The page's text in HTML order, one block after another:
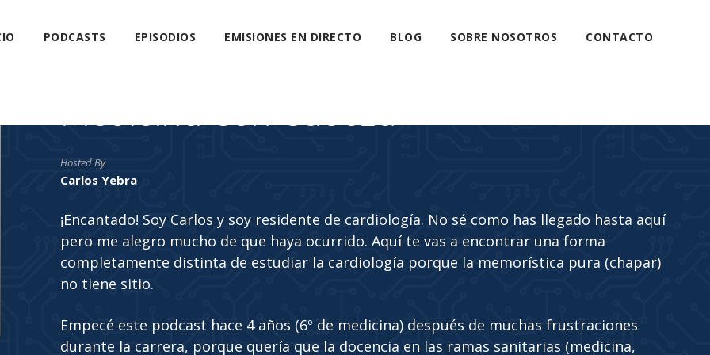
PODCASTS EPISODIOS EMISIONES EN DIRECTO BLOG SOBRE NOSOTROS CONTACTO
Medicina Con Cabeza
Hosted By
Carlos Yebra
¡Encantado! Soy Carlos y soy residente de cardiología. No sé como has llegado hasta aquí
pero me alegro mucho de que haya ocurrido. Aquí te vas a encontrar una forma
completamente distinta de estudiar la cardiología porque la memorística pura (chapar)
no tiene sitio.
Empecé este podcast hace 4 años (6º de medicina) después de muchas frustraciones
durante la carrera, porque quería que la docencia en las ramas sanitarias (medicina,